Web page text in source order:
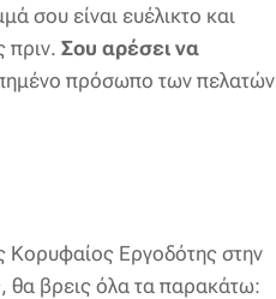
σου είναι ευέλικτο και
πριν. Σου αρέσει να
πρόσωπο των πελατών
Κορυφαίος Εργοδότης στην
θα βρεις όλα τα παρακάτω: